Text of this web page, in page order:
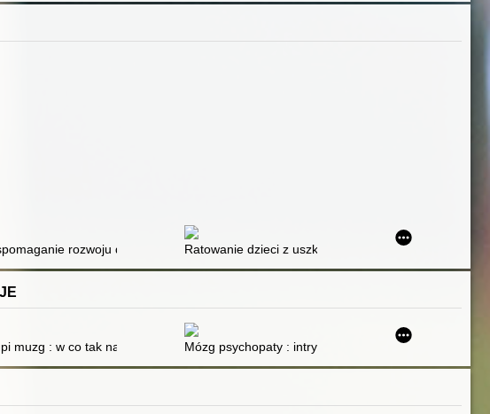
Downa w wieku 12-14 lat, ich rówieśników niepełnosprwnych umysłowo bez
rozwoju dziecka z zespołem Downa w wieku przedszkolnym
Ratowanie dzieci z uszkodzeniem mózgu :
muzg : w co tak naprawdę pogrywa twoja głowa?Mózg psychopaty : intrygujące spojrzenie na ciemną